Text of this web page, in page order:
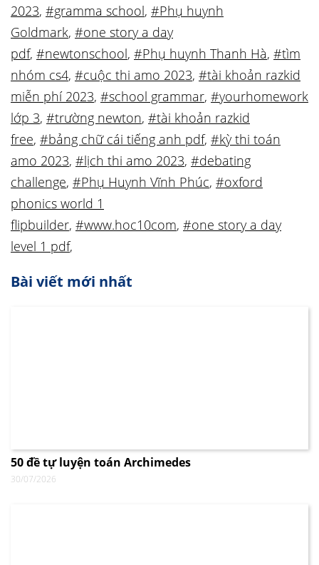
2023, #gramma school, #Phụ huynh
Goldmark, #one story a day
pdf, #newtonschool, #Phụ huynh Thanh Hà, #tìm
nhóm cs4, #cuộc thi amo 2023, #tài khoản razkid
miễn phí 2023, #school grammar, #yourhomework
lớp 3, #trường newton, #tài khoản razkid
free, #bảng chữ cái tiếng anh pdf, #kỳ thi toán
amo 2023, #lịch thi amo 2023, #debating
challenge, #Phụ Huynh Vĩnh Phúc, #oxford
phonics world 1
flipbuilder, #www.hoc10com, #one story a day
level 1 pdf,
Bài viết mới nhất
50 đề tự luyện toán Archimedes
30/07/2026